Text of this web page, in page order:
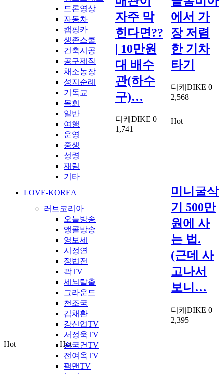
드론영상
자동차
캠핑카
생존스쿨
건축시공
공구제작
채소농장
성지순례
기독교
목회
일반
여행
운영
중생
성령
재림
기타
LOVE-KOREA
러브코리아
오늘방송
앵콜방송
영보세
시정연
정법전
꽉TV
세뇌탈출
그라운드
천조국
김채환
강신업TV
서정욱TV
송국건TV
전여옥TV
팩맨TV
자주 막
힌다면??
| 10만원
대 배수
관(하수
구)…
디케DIKE 0
1,741
에서 가
장 저렴
한 기차
타기
디케DIKE 0
2,568
Hot
미니굴삭
기 500만
원에 사
는 법.
(근데 사
고나서
보니…
디케DIKE 0
2,395
Hot Hot